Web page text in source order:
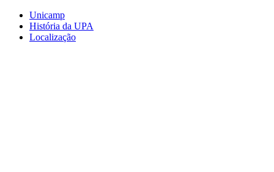
Conteúdo principal
Unicamp
História da UPA
Localização